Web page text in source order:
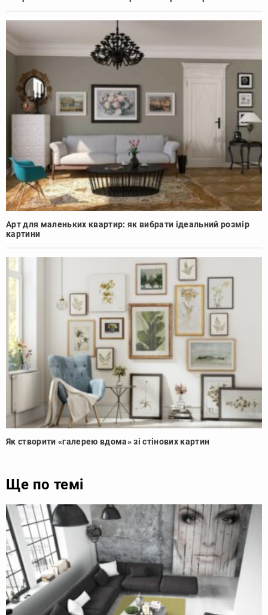
Арт для маленьких квартир: як вибрати ідеальний розмір
картини
Як створити «галерею вдома» зі стінових картин
Ще по темі